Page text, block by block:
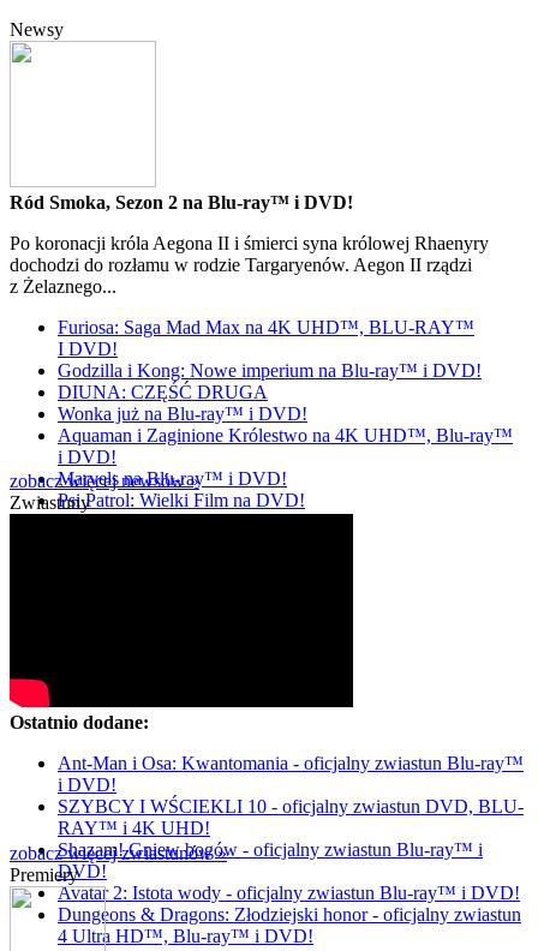
Newsy
Ród Smoka, Sezon 2 na Blu-ray™ i DVD!
Po koronacji króla Aegona II i śmierci syna królowej Rhaenyry
dochodzi do rozłamu w rodzie Targaryenów. Aegon II rządzi
z Żelaznego...
Furiosa: Saga Mad Max na 4K UHD™, BLU-RAY™
I DVD!
Godzilla i Kong: Nowe imperium na Blu-ray™ i DVD!
DIUNA: CZĘŚĆ DRUGA
Wonka już na Blu-ray™ i DVD!
Aquaman i Zaginione Królestwo na 4K UHD™, Blu-ray™
i DVD!
Marvels na Blu-ray™ i DVD!
Psi Patrol: Wielki Film na DVD!
zobacz więcej newsów »
Zwiastuny
Ostatnio dodane:
Ant-Man i Osa: Kwantomania - oficjalny zwiastun Blu-ray™
i DVD!
SZYBCY I WŚCIEKLI 10 - oficjalny zwiastun DVD, BLU-
RAY™ i 4K UHD!
Shazam! Gniew bogów - oficjalny zwiastun Blu-ray™ i
DVD!
Avatar 2: Istota wody - oficjalny zwiastun Blu-ray™ i DVD!
Dungeons & Dragons: Złodziejski honor - oficjalny zwiastun
4 Ultra HD™, Blu-ray™ i DVD!
zobacz więcej zwiastunów »
Premiery